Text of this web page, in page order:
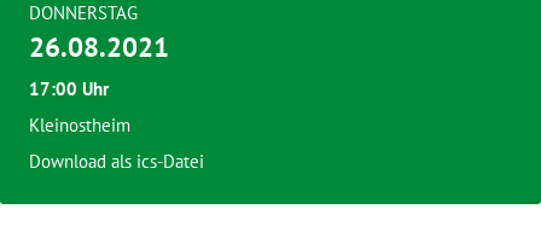
DONNERSTAG
26.08.2021
17:00 Uhr
Kleinostheim
Download als ics-Datei